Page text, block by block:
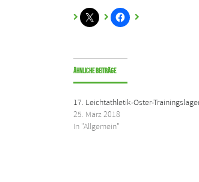
Ähnliche Beiträge
17. Leichtathletik-Oster-
25. März 2018
In "Allgemein"